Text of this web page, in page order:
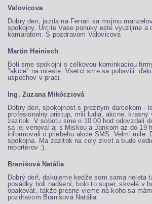
Valovicova
Dobry den, jazda na Ferrari sa mojmu
spokojny. Urcite Vase ponuky este vyuzijme a
kamaratom. S pozdravom Valovicova
Martin Heinisch
Boli sme spokojni s celkovou kominkaciou
"akcie" na mieste. Vsetci sme sa pobavili.
uspechov v praci.
Ing. Zuzana Mikócziová
Dobry den, spokojnost s prezitym darcekom -
profesionalny pristup, mili ludia, akcne, krasny
zazitok. V sobotu sme o 10:00 hod odovzdali
sa jej venoval aj s Miskou a Jankom az do 19
informovali o priebehu akcie SMS. Velmi mile.
spokojna. Ma zazitok na cely zivot a bude
reporterov :).
Branišová Natália
Dobrý deň, dakujeme kedže som sama neleta
posádky boli nadšení, bolo to super, skvelé v
opakovať, takže presne vieme na koho sa
pozdravom Branišová Natália.